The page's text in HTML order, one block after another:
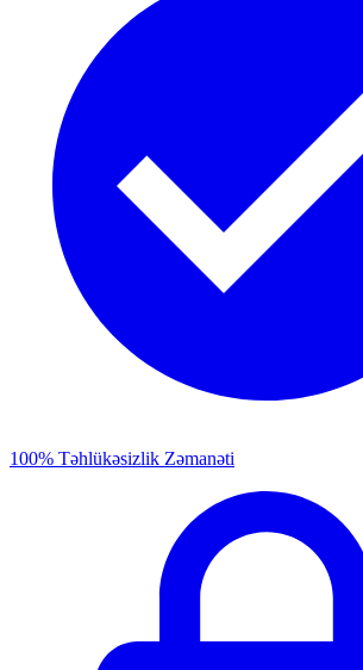
100% Təhlükəsizlik Zəmanəti